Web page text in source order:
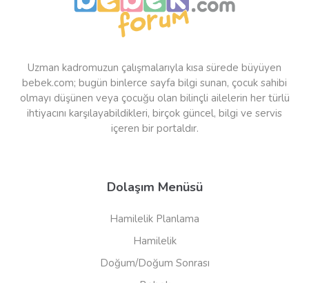
Uzman kadromuzun çalışmalarıyla kısa sürede büyüyen
bebek.com; bugün binlerce sayfa bilgi sunan, çocuk sahibi
olmayı düşünen veya çocuğu olan bilinçli ailelerin her türlü
ihtiyacını karşılayabildikleri, birçok güncel, bilgi ve servis
içeren bir portaldır.
Dolaşım Menüsü
Hamilelik Planlama
Hamilelik
Doğum/Doğum Sonrası